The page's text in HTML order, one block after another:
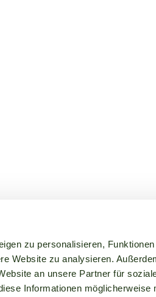
zu personalisieren,
Website zu analysieren.
an unsere Partner für
Informationen möglicherweise